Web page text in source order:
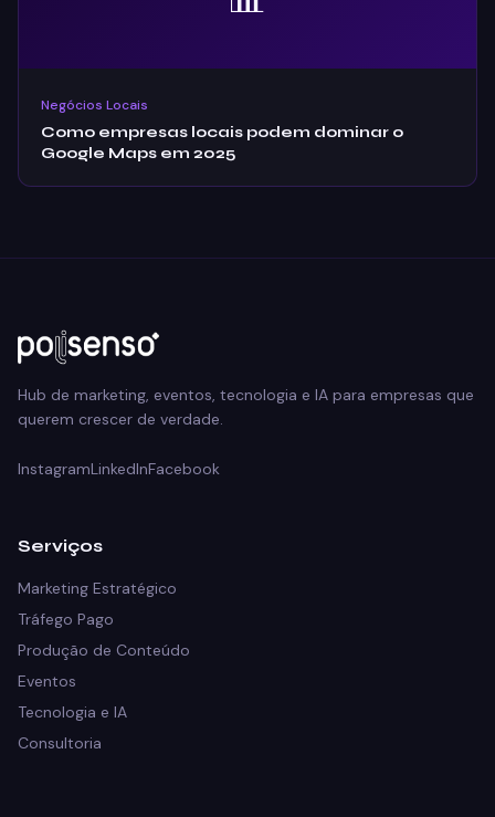
Negócios Locais
Como empresas locais podem dominar o
Google Maps em 2025
Hub de marketing, eventos, tecnologia e IA para empresas que
querem crescer de verdade.
InstagramLinkedInFacebook
Serviços
Marketing Estratégico
Tráfego Pago
Produção de Conteúdo
Eventos
Tecnologia e IA
Consultoria